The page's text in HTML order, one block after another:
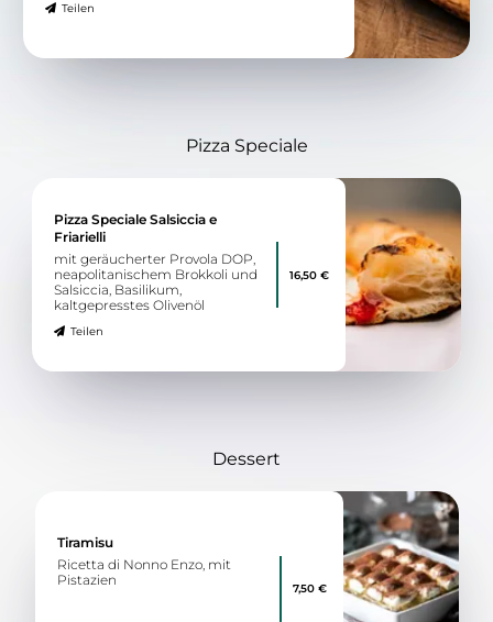
Teilen
Pizza Speciale
Pizza Speciale Salsiccia e
Friarielli
mit geräucherter Provola DOP,
neapolitanischem Brokkoli und
Salsiccia, Basilikum,
kaltgepresstes Olivenöl
Teilen
16,50 €
Dessert
Tiramisu
Ricetta di Nonno Enzo, mit
Pistazien
7,50 €